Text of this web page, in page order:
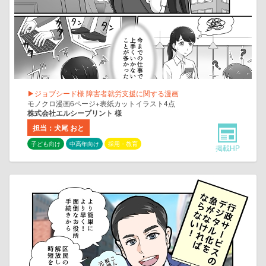
▶ジョブシード様 障害者就労支援に関する漫画
モノクロ漫画6ページ+表紙カットイラスト4点
株式会社エルシープリント 様
担当：犬尾 おと
子ども向け 中高年向け 採用・教育 掲載HP